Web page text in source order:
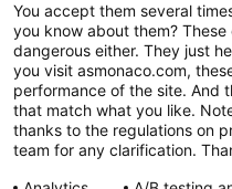
You accept them several
you know about them?
dangerous either. They just
you visit asmonaco.com,
performance of the site. And
that match what you like.
thanks to the regulations on
team for any clarification.